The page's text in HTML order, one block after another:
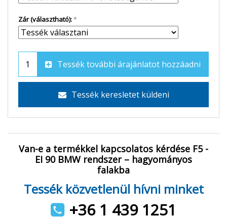
Zár (választható):
Tessék további árajánlatot hozzáadni
Tessék keresletet küldeni
Van-e a termékkel kapcsolatos kérdése F5 -
EI 90 BMW rendszer – hagyományos
falakba
Tessék közvetlenül hívni minket
+36 1 439 1251